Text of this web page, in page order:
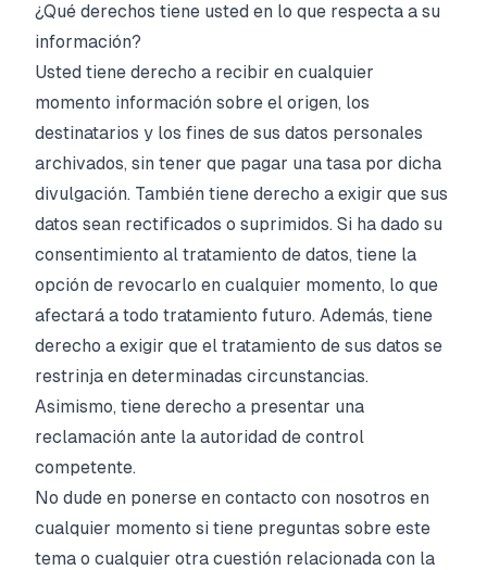
¿Qué derechos tiene usted en lo que respecta a su
información?
Usted tiene derecho a recibir en cualquier
momento información sobre el origen, los
destinatarios y los fines de sus datos personales
archivados, sin tener que pagar una tasa por dicha
divulgación. También tiene derecho a exigir que sus
datos sean rectificados o suprimidos. Si ha dado su
consentimiento al tratamiento de datos, tiene la
opción de revocarlo en cualquier momento, lo que
afectará a todo tratamiento futuro. Además, tiene
derecho a exigir que el tratamiento de sus datos se
restrinja en determinadas circunstancias.
Asimismo, tiene derecho a presentar una
reclamación ante la autoridad de control
competente.
No dude en ponerse en contacto con nosotros en
cualquier momento si tiene preguntas sobre este
tema o cualquier otra cuestión relacionada con la